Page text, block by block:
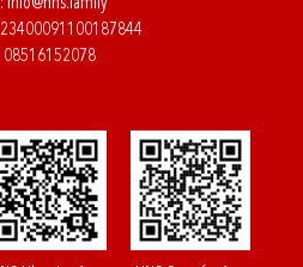
info@hns.family
08516152078